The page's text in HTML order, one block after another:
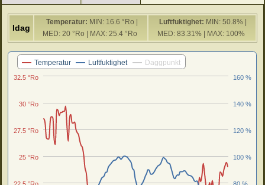
Idag
Temperatur: MIN: 16.6 °Ro |
MED: 20 °Ro | MAX: 25.4 °Ro
Luftfuktighet: MIN: 50.8% |
MED: 83.31% | MAX: 100%
Senaste 24 timmar
Temperatur Luftfuktighet Daggpunkt
25 °Ro
27.5 °Ro
30 °Ro
32.5 °Ro
100 %
120 %
140 %
160 %